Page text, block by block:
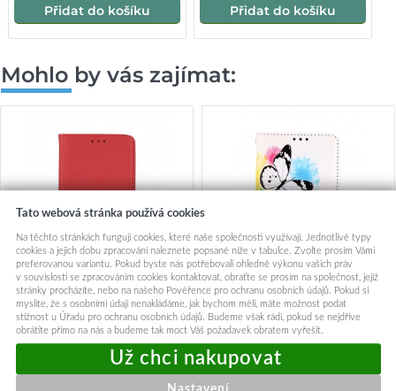
Přidat do košíku Přidat do košíku
Mohlo by vás zajímat:
Knížkové pouzdro Smart
Magnet na Vivo Y20s červené
Knížkové pouzdro na Vivo
Y20s Barevné s motýlky
Tato webová stránka používá cookies
Na těchto stránkách fungují cookies, které naše společnosti využívají. Jednotlivé typy
cookies a jejich dobu zpracování naleznete popsané níže v tabulce. Zvolte prosím Vámi
preferovanou variantu. Pokud byste nás potřebovali ohledně výkonu vašich práv
v souvislosti se zpracováním cookies kontaktovat, obraťte se prosím na společnost, jejíž
stránky procházíte, nebo na našeho Pověřence pro ochranu osobních údajů. Pokud si
myslíte, že s osobními údaji nenakládáme, jak bychom měli, máte možnost podat
stížnost u Úřadu pro ochranu osobních údajů. Budeme však rádi, pokud se nejdříve
obrátíte přímo na nás a budeme tak moct Váš požadavek obratem vyřešit.